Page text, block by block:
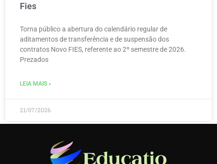
Fies
Torna público a abertura do calendário regular de
aditamentos de transferência e de suspensão dos
contratos Novo FIES, referente ao 2º semestre de 2026.
Prezados
LEIA MAIS »
21/07/2026